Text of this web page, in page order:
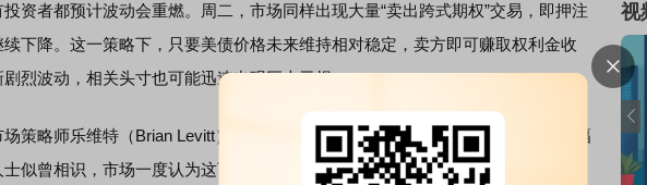
者都预计波动会重燃。周二，市场同样出现大量“卖出跨式期权”交易，即押注
下降。这一策略下，只要美债价格未来维持相对稳定，卖方即可赚取权利金收
烈波动，相关头寸也可能迅速出现巨大亏损。
策略师乐维特（Brian Levitt）对第一财经记者表示，美国国债收益率此前的大幅
似曾相识，市场一度认为这可能是“关键时刻”，即长期担忧的美债市场“断裂”终
视